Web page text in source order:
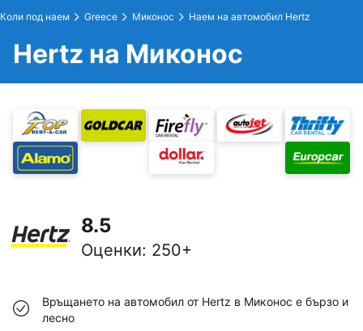
Коли под наем Greece Миконос Наем на автомобил Hertz
Hertz на Миконос
8.5
Оценки: 250+
Връщането на автомобил от Hertz в Миконос е бързо и
лесно